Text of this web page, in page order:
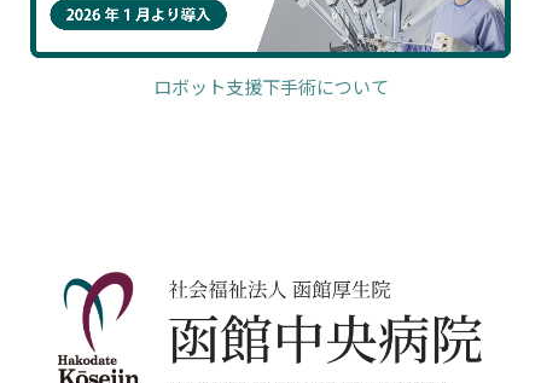
ロボット支援下手術について